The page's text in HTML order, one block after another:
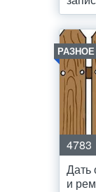
РАЗНОЕ
4783
Дать
и